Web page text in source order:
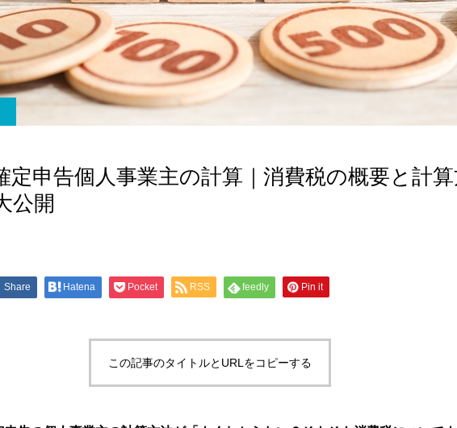
定申告個人事業主の計算｜消費税の概要と計
公開
Share Hatena Pocket RSS feedly Pin it
この記事のタイトルとURLをコピーする